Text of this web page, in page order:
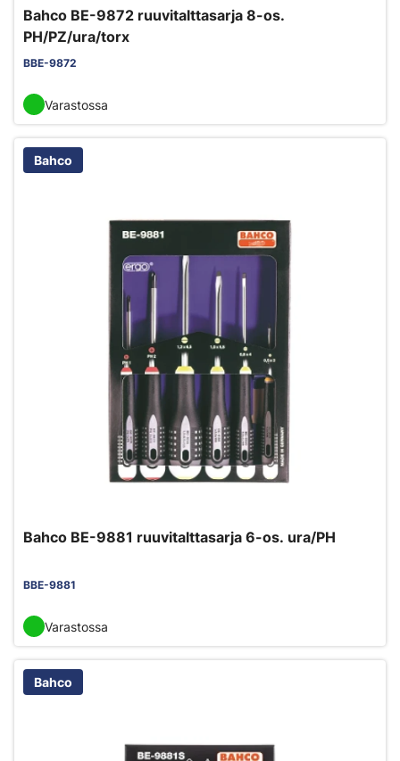
Bahco BE-9872 ruuvitalttasarja 8-os.
PH/PZ/ura/torx
BBE-9872
Varastossa
Bahco
Bahco BE-9881 ruuvitalttasarja 6-os. ura/PH
BBE-9881
Varastossa
Bahco